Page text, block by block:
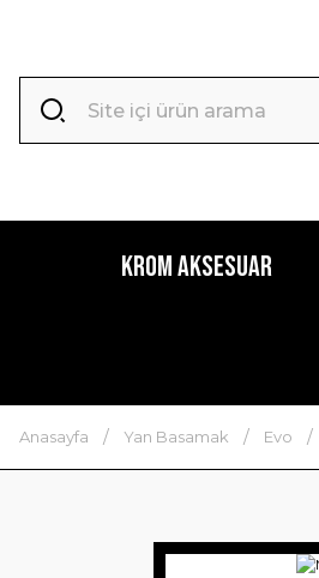
Krom Aksesuar
Anasayfa Yan Basamak Evo